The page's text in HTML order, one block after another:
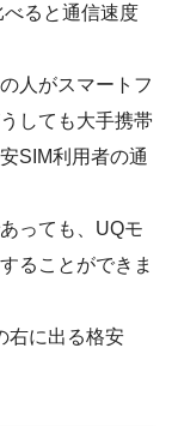
ると通信速度
人がスマートフ
しても大手携帯
SIM利用者の通
っても、UQモ
ることができま
右に出る格安